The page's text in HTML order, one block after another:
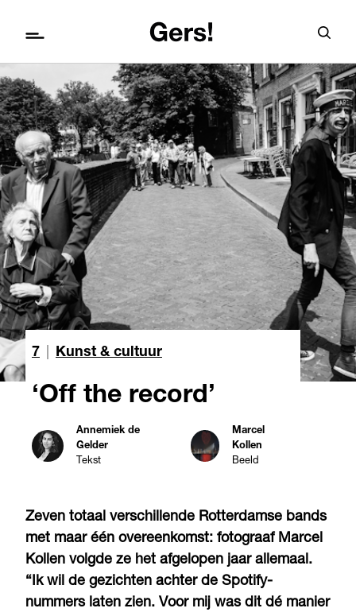
7 Kunst & cultuur
‘Off the record’
Annemiek de
Gelder
Tekst
Marcel
Kollen
Beeld
Zeven totaal verschillende Rotterdamse bands
met maar één overeenkomst: fotograaf Marcel
Kollen volgde ze het afgelopen jaar allemaal.
“Ik wil de gezichten achter de Spotify-
nummers laten zien. Voor mij was dit dé manier